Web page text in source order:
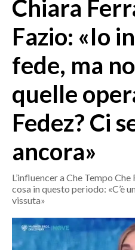
MEDIO CAMPIDANO
SASSARI E PROVINCIA
GALLURA
NUORO E PROVINCIA
OGLIASTRA
AGENDA
ITALIA
MONDO
Chiara
Fazio: «Io
fede, ma
quelle
Fedez? Ci
ancora»
L’influencer a Che Tempo
cosa in questo periodo: «C’è
vissuta»